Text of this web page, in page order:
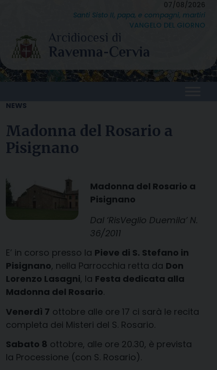
content
07/08/2026
Santi Sisto II, papa, e compagni, martiri
VANGELO DEL GIORNO
NEWS
Madonna del Rosario a
Pisignano
Madonna del Rosario a
Pisignano
Dal ‘RisVeglio Duemila’ N.
36/2011
E’ in corso presso la Pieve di S. Stefano in
Pisignano, nella Parrocchia retta da Don
Lorenzo Lasagni, la Festa dedicata alla
Madonna del Rosario.
Venerdì 7 ottobre alle ore 17 ci sarà le recita
completa dei Misteri del S. Rosario.
Sabato 8 ottobre, alle ore 20.30, è prevista
la Processione (con S. Rosario).